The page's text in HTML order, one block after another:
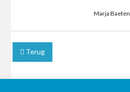
Marja Baeten
Terug